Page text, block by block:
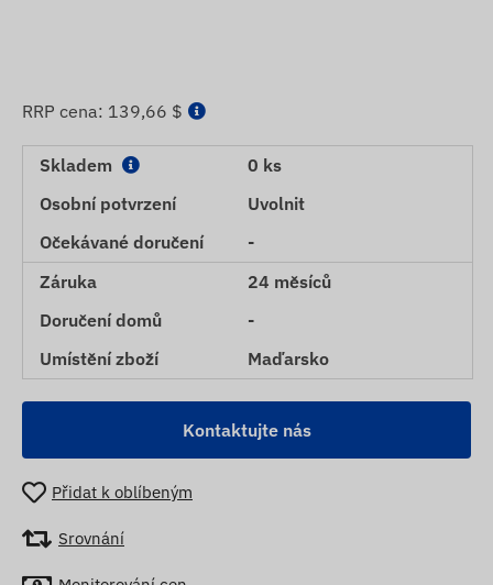
RRP cena: 139,66 $
Skladem
0 ks
Osobní potvrzení
Uvolnit
Očekávané doručení
-
Záruka
24 měsíců
Doručení domů
-
Umístění zboží
Maďarsko
Kontaktujte nás
Přidat k oblíbeným
Srovnání